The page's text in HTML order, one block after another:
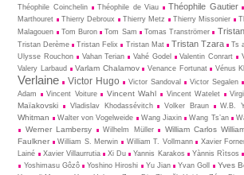
Théophile Coinchelin
Théophile de Viau Théophile Gautier
Marthouret
Thierry Debroux Thierry Metz Thierry Missonier
Malagouen
Tom Buron Tom Sam Tomas Tranströmer
Tristan Derème
Tristan Felix Tristan Mat Tristan Tzara Ts
Ulysse Rouchon
Vahan Terian Vahé Godel Valentin Conrart
Valery Larbaud Varlam Chalamov Venance Fortunat Vénus
Verlaine Victor Hugo Victor Sandoval Victor Segalen
Adam
Vincent Voiture Vincent Wahl Vincent Watelet
Maïakovski
Vladislav Khodassévitch Volker Braun W.B.
Whitman
Walter von Vogelweide Wang Jiaxin Wang Ts’an
Werner Lambersy Wilhelm Müller William Carlos
Faulkner
William S. Merwin William T. Vollmann Xavier
Lainé
Xavier Villaurrutia Xi Du Yannis Karakos Yànnis Rìtsos
Yoshimasu Gôzô
Yoshino Hiroshi Yu Jian Yvan Goll Yves